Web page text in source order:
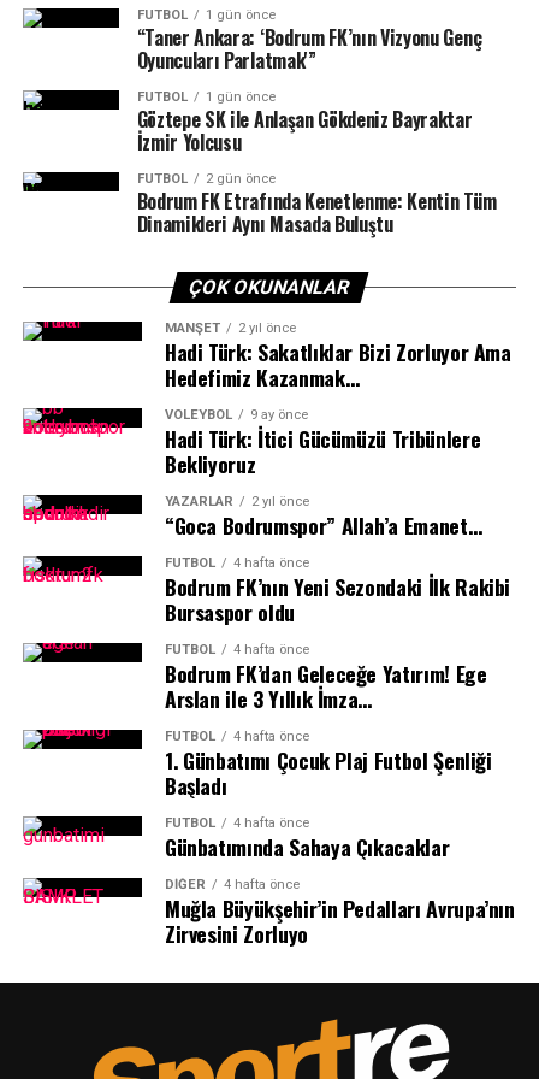
karşılaşmasında Üskidar Belediyespor ile eşleşti.
Yalıkavakspor yarın oynanacak yarı final maçını geçmeyi
başarırsa finalde Bursa Büyükşehir Belediyespor –
Eskişehir Odunpazarı SK maçının galibiyle karşılaşacak.
FUTBOL 1 gün önce
“Taner Ankara: ‘Bodrum FK’nın Vizyonu Genç
Oyuncuları Parlatmak'”
FUTBOL 1 gün önce
Göztepe SK ile Anlaşan Gökdeniz Bayraktar
İzmir Yolcusu
FUTBOL 2 gün önce
Bodrum FK Etrafında Kenetlenme: Kentin Tüm
Dinamikleri Aynı Masada Buluştu
ÇOK OKUNANLAR
MANŞET 2 yıl önce
Hadi Türk: Sakatlıklar Bizi Zorluyor Ama
Hedefimiz Kazanmak…
VOLEYBOL 9 ay önce
Hadi Türk: İtici Gücümüzü Tribünlere
Bekliyoruz
YAZARLAR 2 yıl önce
“Goca Bodrumspor” Allah’a Emanet…
FUTBOL 4 hafta önce
Bodrum FK’nın Yeni Sezondaki İlk Rakibi
Bursaspor oldu
FUTBOL 4 hafta önce
Bodrum FK’dan Geleceğe Yatırım! Ege
Arslan ile 3 Yıllık İmza…
FUTBOL 4 hafta önce
1.⁠ ⁠Günbatımı Çocuk Plaj Futbol Şenliği
Başladı
FUTBOL 4 hafta önce
Günbatımında Sahaya Çıkacaklar
DIĞER 4 hafta önce
Muğla Büyükşehir’in Pedalları Avrupa’nın
Zirvesini Zorluyo